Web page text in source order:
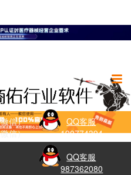
信）
信）
QQ客服
190774394
QQ客服
987362080